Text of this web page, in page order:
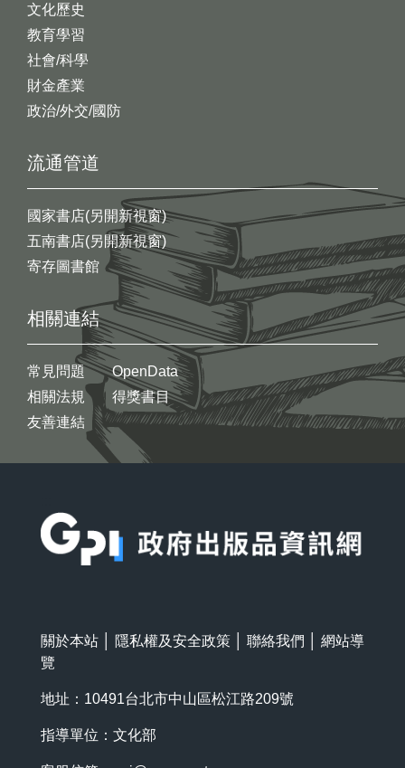
文化歷史
教育學習
社會/科學
財金產業
政治/外交/國防
流通管道
國家書店(另開新視窗)
五南書店(另開新視窗)
寄存圖書館
相關連結
常見問題
相關法規
友善連結
OpenData
得獎書目
關於本站 隱私權及安全政策 聯絡我們
網站導
覽
地址：10491台北市中山區松江路209號
指導單位：文化部